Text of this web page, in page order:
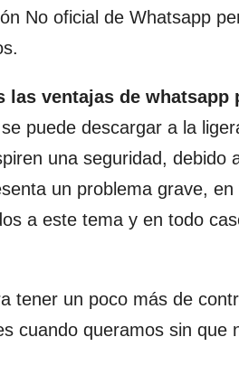
No oficial de Whatsapp
ventajas de whatsapp
puede descargar a la
una seguridad, debido
un problema grave,
a este tema y en todo
tener un poco más de
cuando queramos sin que